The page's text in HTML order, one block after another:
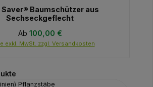
Saver® Baumschützer aus
Sechseckgeflecht
Regulärer Preis:
Ab 100,00 €
exkl. MwSt. zzgl. Versandkosten